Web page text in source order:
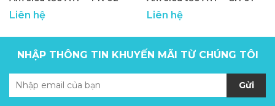
Liên hệ Liên hệ
NHẬP THÔNG TIN KHUYẾN MÃI TỪ CHÚNG TÔI
Gửi